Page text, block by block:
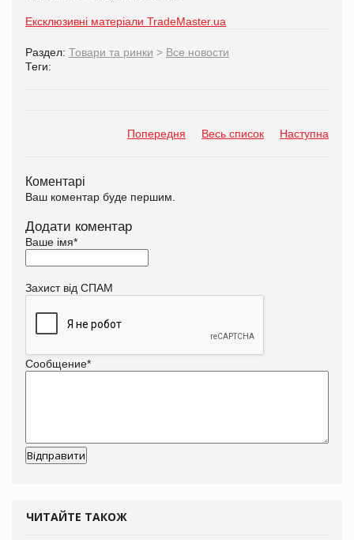
Ексклюзивні матеріали TradeMaster.ua
Раздел: Товари та ринки > Все новости
Теги:
Попередня Весь список Наступна
Коментарі
Ваш коментар буде першим.
Додати коментар
Ваше імя*
Захист від СПАМ
Сообщение*
ЧИТАЙТЕ ТАКОЖ